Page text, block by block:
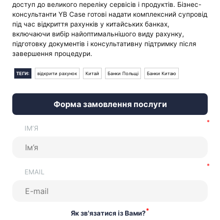
доступ до великого переліку сервісів і продуктів. Бізнес-
консультанти YB Case готові надати комплексний супровід
під час відкриття рахунків у китайських банках,
включаючи вибір найоптимальнішого виду рахунку,
підготовку документів і консультативну підтримку після
завершення процедури.
ТЕГИ: відкрити рахунок Китай Банки Польщі Банки Китаю
Форма замовлення послуги
ІМ’Я
EMAIL
Як зв'язатися із Вами?*